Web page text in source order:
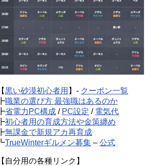
【黒い砂漠初心者用 】- クーポン一覧
┣職業の選び方 最強職はあるのか
┣省電力PC構成 / PC設定 / 電気代
┣初心者用の育成方法や金策纏め
┣無課金で新規アカ再育成
┗TrueWinterギルメン募集 – 公式
【自分用の各種リンク】